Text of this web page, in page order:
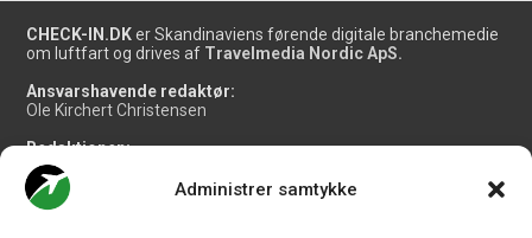
Administrer samtykke
CHECK-IN.DK er Skandinaviens førende digitale branchemedie
om luftfart og drives af Travelmedia Nordic ApS.
Ansvarshavende redaktør:
Ole Kirchert Christensen
Redaktionen:
Christian Granhøj Skouboe
Henrik Baumgarten
Danny Longhi Andreasen